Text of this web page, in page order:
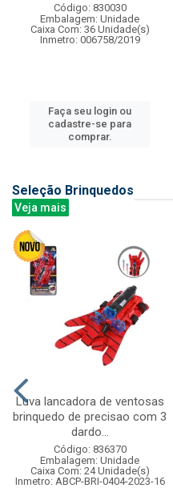
Código: 830030
Embalagem: Unidade
Caixa Com: 36 Unidade(s)
Inmetro: 006758/2019
Faça seu login ou
cadastre-se para
comprar.
Seleção Brinquedos
Veja mais
Luva lancadora de ventosas
brinquedo de precisao com 3
dardo...
Código: 836370
Embalagem: Unidade
Caixa Com: 24 Unidade(s)
Inmetro: ABCP-BRI-0404-2023-16